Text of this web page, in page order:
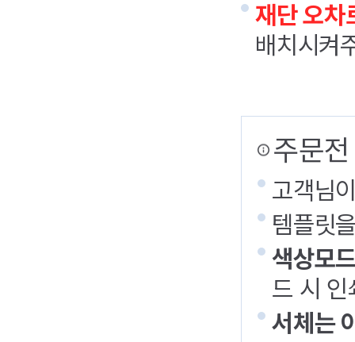
재단 오차
배치시켜
주문
고객님
템플릿
색상모
드 시
서체는